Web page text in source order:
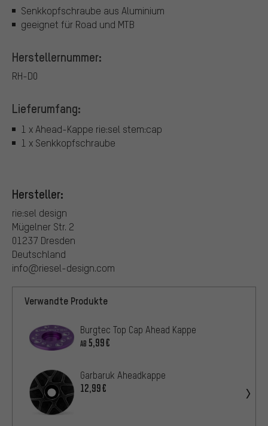
Senkkopfschraube aus Aluminium
geeignet für Road und MTB
Herstellernummer:
RH-D0
Lieferumfang:
1 x Ahead-Kappe rie:sel stem:cap
1 x Senkkopfschraube
Hersteller:
rie:sel design
Mügelner Str. 2
01237 Dresden
Deutschland
info@riesel-design.com
Verwandte Produkte
Burgtec Top Cap Ahead Kappe
AB 5,99€
Garbaruk Aheadkappe
12,99€